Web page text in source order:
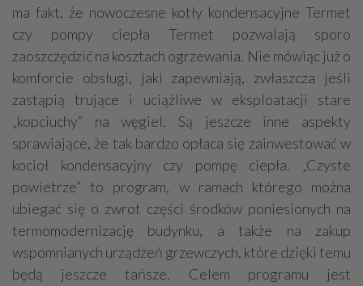
ma fakt, że nowoczesne kotły kondensacyjne Termet
czy pompy ciepła Termet pozwalają sporo
zaoszczędzić na kosztach ogrzewania. Nie mówiąc już o
komforcie obsługi, jaki zapewniają, zwłaszcza jeśli
zastąpią trujące i uciążliwe w eksploatacji stare
„kopciuchy” na węgiel. Są jeszcze inne aspekty
sprawiające, że tak bardzo opłaca się zainwestować w
kocioł kondensacyjny czy pompę ciepła. „Czyste
powietrze” to program, w ramach którego można
ubiegać się o zwrot części środków poniesionych na
termomodernizację budynku, a także na zakup
wspomnianych urządzeń grzewczych, które dzięki temu
będą jeszcze tańsze. Celem programu jest